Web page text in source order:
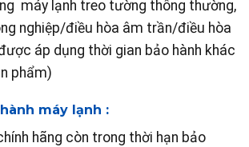
máy lạnh treo tường thông thường,
nghiệp/điều hòa âm trần/điều hòa
áp dụng thời gian bảo hành khác
phẩm)
máy lạnh :
hãng còn trong thời hạn bảo